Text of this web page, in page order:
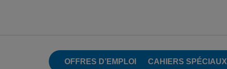
OFFRES D’EMPLOI CAHIERS SPÉCIAUX